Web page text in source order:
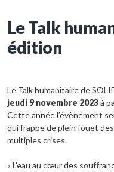
Le Talk
édition
Le Talk humanitaire de
jeudi 9 novembre 2023à
Cette année l’évènement
qui frappe de plein fouet
multiples crises.
« L’eau au cœur des